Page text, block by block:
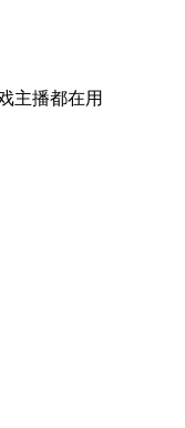
主播都在用